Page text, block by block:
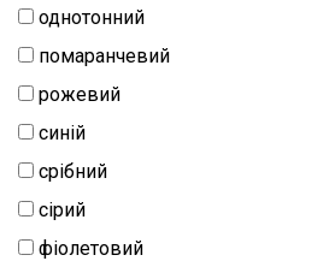
однотонний
помаранчевий
рожевий
синій
срібний
сірий
фіолетовий